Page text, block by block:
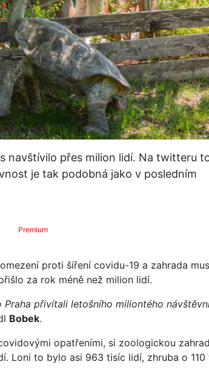
navštívilo přes milion lidí. Na twitteru
je tak podobná jako v posledním
Premium
proti šíření covidu-19 a zahrada
za rok méně než milion lidí.
přivítali letošního miliontého
Bobek.
opatřeními, si zoologickou
Loni to bylo asi 963 tisíc lidí, zhruba o